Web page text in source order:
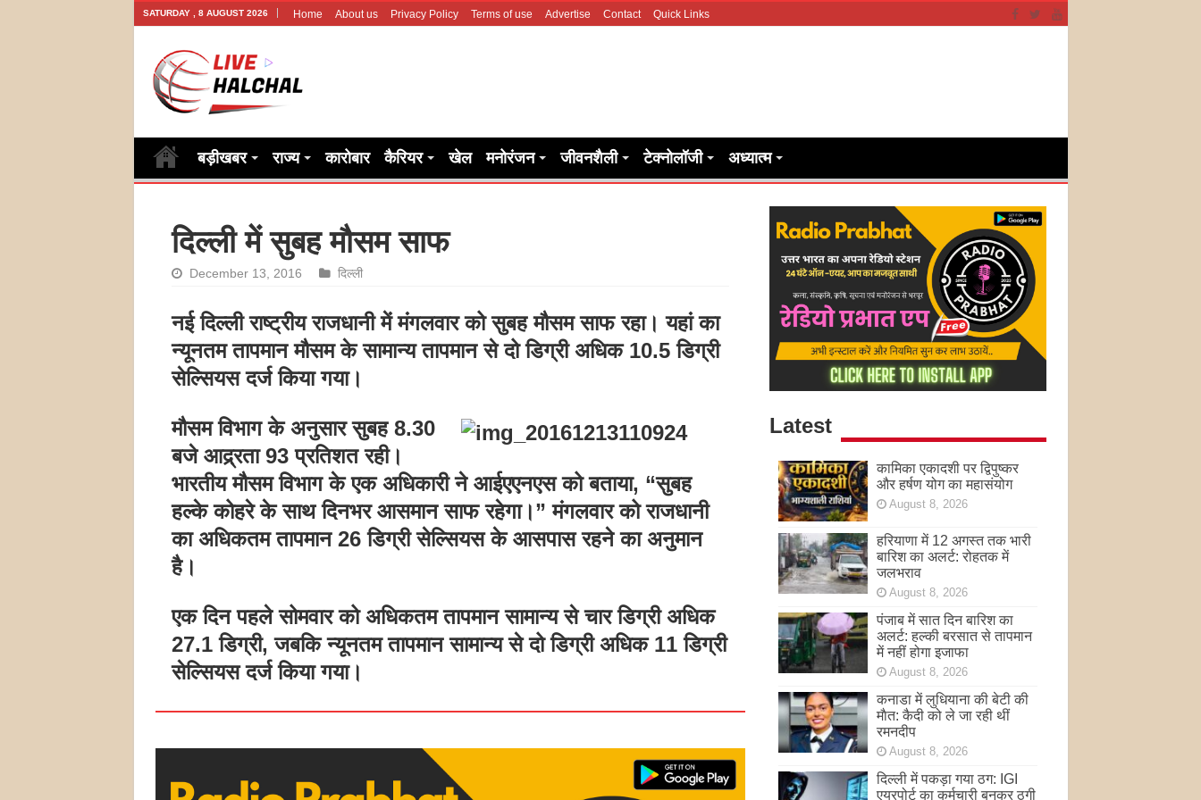
SATURDAY , 8 AUGUST 2026 Home About us Privacy Policy Terms of use Advertise Contact Quick Links
बड़ीखबर राज्य कारोबार कैरियर खेल मनोरंजन जीवनशैली टेक्नोलॉजी अध्यात्म
दिल्ली में सुबह मौसम साफ
December 13, 2016 दिल्ली
नई दिल्ली राष्ट्रीय राजधानी में मंगलवार को सुबह मौसम साफ रहा। यहां का
न्यूनतम तापमान मौसम के सामान्य तापमान से दो डिग्री अधिक 10.5 डिग्री
सेल्सियस दर्ज किया गया।
मौसम विभाग के अनुसार सुबह 8.30
बजे आद्र्रता 93 प्रतिशत रही।
भारतीय मौसम विभाग के एक अधिकारी ने आईएएनएस को बताया, “सुबह
हल्के कोहरे के साथ दिनभर आसमान साफ रहेगा।” मंगलवार को राजधानी
का अधिकतम तापमान 26 डिग्री सेल्सियस के आसपास रहने का अनुमान
है।
एक दिन पहले सोमवार को अधिकतम तापमान सामान्य से चार डिग्री अधिक
27.1 डिग्री, जबकि न्यूनतम तापमान सामान्य से दो डिग्री अधिक 11 डिग्री
सेल्सियस दर्ज किया गया।
Latest
कामिका एकादशी पर द्विपुष्कर
और हर्षण योग का महासंयोग
August 8, 2026
हरियाणा में 12 अगस्त तक भारी
बारिश का अलर्ट: रोहतक में
जलभराव
August 8, 2026
पंजाब में सात दिन बारिश का
अलर्ट: हल्की बरसात से तापमान
में नहीं होगा इजाफा
August 8, 2026
कनाडा में लुधियाना की बेटी की
माैत: कैदी को ले जा रही थीं
रमनदीप
August 8, 2026
दिल्ली में पकड़ा गया ठग: IGI
एयरपोर्ट का कर्मचारी बनकर ठगी